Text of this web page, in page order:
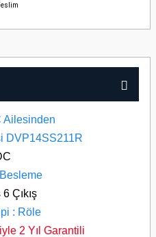
Ailesinden
DVP14SS211R
Çıkış
: Röle
2 Yıl Garantili